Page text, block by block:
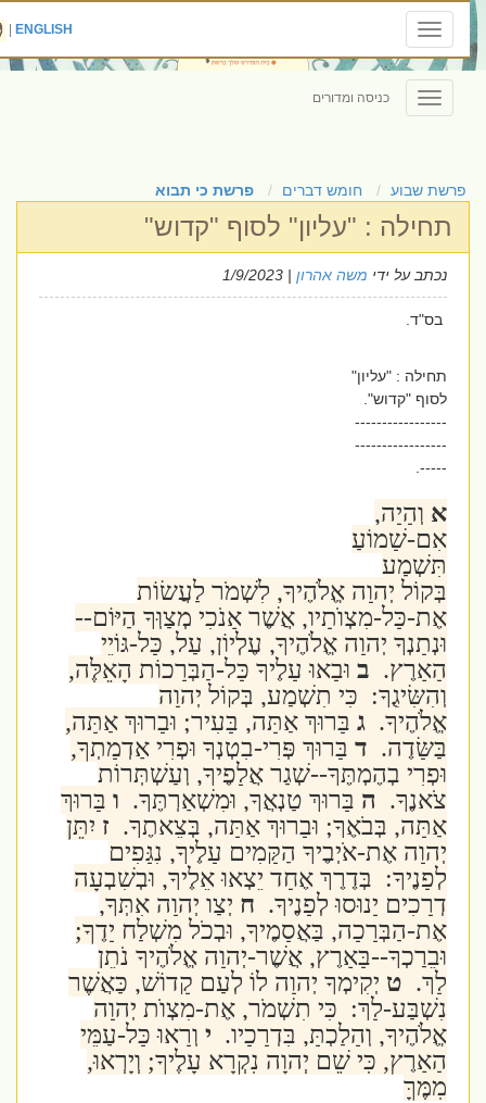
Toggle
navigation
ENGLISH
|
Toggle
navigation
כניסה ומדורים
פרשת שבוע חומש דברים פרשת כי תבוא
תחילה : "עליון" לסוף "קדוש"
נכתב על ידימשה אהרון| 1/9/2023
בס"ד.
תחילה : "עליון"
לסוף "קדוש".
-----------------
-----------------
-----.
וְהָיָה,
אִם-שָׁמוֹעַ
תִּשְׁמַע
בְּקוֹל יְהוָה אֱלֹהֶיךָ, לִשְׁמֹר לַעֲשׂוֹת
אֶת-כָּל-מִצְוֺתָיו, אֲשֶׁר אָנֹכִי מְצַוְּךָ הַיּוֹם--
וּנְתָנְךָ יְהוָה אֱלֹהֶיךָ, עֶלְיוֹן, עַל, כָּל-גּוֹיֵי
הָאָרֶץ.ב וּבָאוּ עָלֶיךָ כָּל-הַבְּרָכוֹת הָאֵלֶּה,
וְהִשִּׂיגֻךָ: כִּי תִשְׁמַע, בְּקוֹל יְהוָה
אֱלֹהֶיךָ.ג בָּרוּךְ אַתָּה, בָּעִיר; וּבָרוּךְ אַתָּה,
בַּשָּׂדֶה.ד בָּרוּךְ פְּרִי-בִטְנְךָ וּפְרִי אַדְמָתְךָ,
וּפְרִי בְהֶמְתֶּךָ--שְׁגַר אֲלָפֶיךָ, וְעַשְׁתְּרוֹת
צֹאנֶךָ.ה בָּרוּךְ טַנְאֲךָ, וּמִשְׁאַרְתֶּךָ.ו בָּרוּךְ
אַתָּה, בְּבֹאֶךָ; וּבָרוּךְ אַתָּה, בְּצֵאתֶךָ.ז יִתֵּן
יְהוָה אֶת-אֹיְבֶיךָ הַקָּמִים עָלֶיךָ, נִגָּפִים
לְפָנֶיךָ: בְּדֶרֶךְ אֶחָד יֵצְאוּ אֵלֶיךָ, וּבְשִׁבְעָה
דְרָכִים יָנוּסוּ לְפָנֶיךָ.ח יְצַו יְהוָה אִתְּךָ,
אֶת-הַבְּרָכָה, בַּאֲסָמֶיךָ, וּבְכֹל מִשְׁלַח יָדֶךָ;
וּבֵרַכְךָ--בָּאָרֶץ, אֲשֶׁר-יְהוָה אֱלֹהֶיךָ נֹתֵן
לָךְ.ט יְקִימְךָ יְהוָה לוֹ לְעַם קָדוֹשׁ, כַּאֲשֶׁר
נִשְׁבַּע-לָךְ: כִּי תִשְׁמֹר, אֶת-מִצְוֺת יְהוָה
אֱלֹהֶיךָ, וְהָלַכְתָּ, בִּדְרָכָיו.י וְרָאוּ כָּל-עַמֵּי
הָאָרֶץ, כִּי שֵׁם יְהוָה נִקְרָא עָלֶיךָ; וְיָרְאוּ,
מִמֶּךָּ